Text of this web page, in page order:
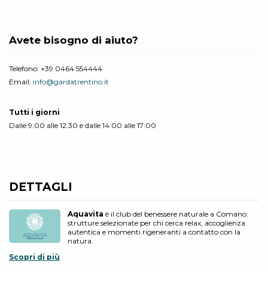
Avete bisogno di aiuto?
Telefono: +39 0464 554444
Email: info@gardatrentino.it
Tutti i giorni
Dalle 9:00 alle 12:30 e dalle 14:00 alle 17:00
DETTAGLI
Aquavita è il club del benessere naturale a Comano:
strutture selezionate per chi cerca relax, accoglienza
autentica e momenti rigeneranti a contatto con la
natura.
Scopri di più